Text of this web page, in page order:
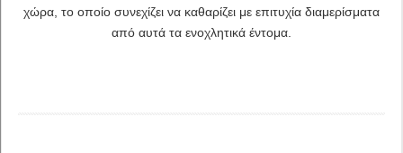
χώρα, το οποίο συνεχίζει να καθαρίζει με επιτυχία διαμερίσματα
από αυτά τα ενοχλητικά έντομα.